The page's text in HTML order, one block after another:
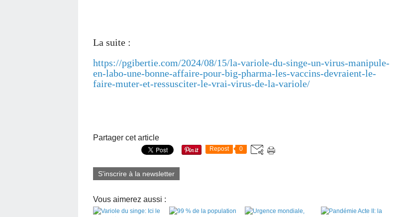
La suite :
https://pgibertie.com/2024/08/15/la-variole-du-singe-un-virus-manipule-
en-labo-une-bonne-affaire-pour-big-pharma-les-vaccins-devraient-le-
faire-muter-et-ressusciter-le-vrai-virus-de-la-variole/
Partager cet article
Repost 0
S'inscrire à la newsletter
Vous aimerez aussi :